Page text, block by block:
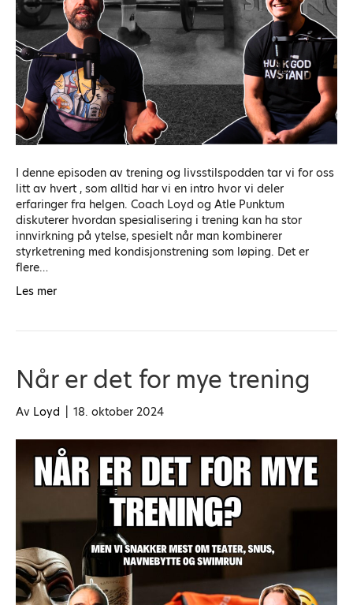
I denne episoden av trening og livsstilspodden tar vi for oss
litt av hvert , som alltid har vi en intro hvor vi deler
erfaringer fra helgen. Coach Loyd og Atle Punktum
diskuterer hvordan spesialisering i trening kan ha stor
innvirkning på ytelse, spesielt når man kombinerer
styrketrening med kondisjonstrening som løping. Det er
flere…
Les mer
Når er det for mye trening
Av Loyd 18. oktober 2024